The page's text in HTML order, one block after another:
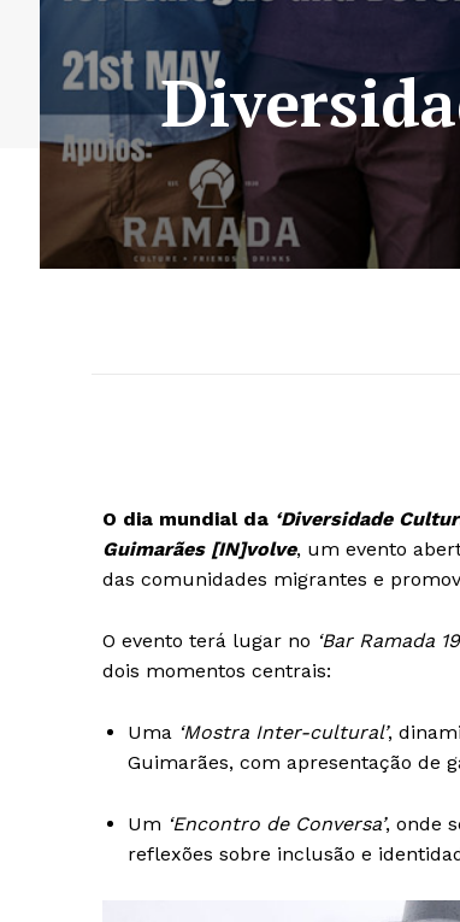
O dia mundial da ‘Diversidade
Guimarães [IN]volve, um evento
das comunidades migrantes e
O evento terá lugar no ‘Bar Ramada
dois momentos centrais:
Uma ‘Mostra Inter-cultural’,
Guimarães, com apresentação de
Um ‘Encontro de Conversa’, onde
reflexões sobre inclusão e